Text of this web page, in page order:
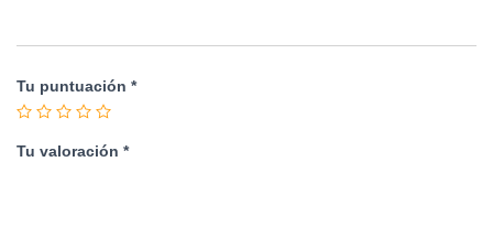
Tu puntuación *
Tu valoración *